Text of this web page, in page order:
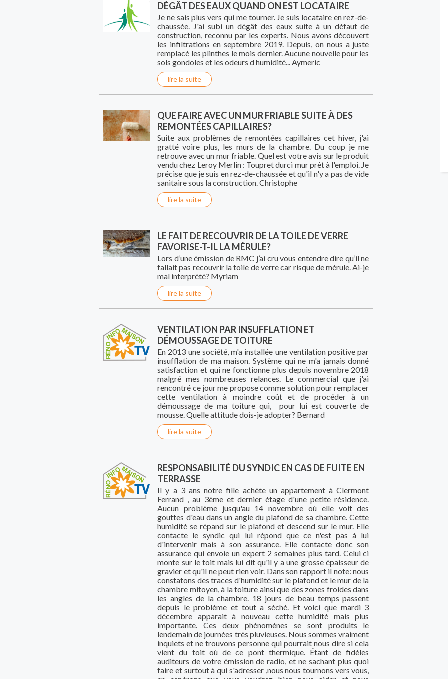
DÉGÂT DES EAUX QUAND ON EST LOCATAIRE
Je ne sais plus vers qui me tourner. Je suis locataire en rez-de-
chaussée. J'ai subi un dégât des eaux suite à un défaut de
construction, reconnu par les experts. Nous avons découvert
les infiltrations en septembre 2019. Depuis, on nous a juste
remplacé les plinthes le mois dernier. Aucune nouvelle pour les
sols gondoles et les odeurs d humidité... Aymeric
lire la suite
QUE FAIRE AVEC UN MUR FRIABLE SUITE À DES
REMONTÉES CAPILLAIRES?
Suite aux problèmes de remontées capillaires cet hiver, j'ai
gratté voire plus, les murs de la chambre. Du coup je me
retrouve avec un mur friable. Quel est votre avis sur le produit
vendu chez Leroy Merlin : Toupret durci mur prêt à l'emploi. Je
précise que je suis en rez-de-chaussée et qu'il n'y a pas de vide
sanitaire sous la construction. Christophe
lire la suite
LE FAIT DE RECOUVRIR DE LA TOILE DE VERRE
FAVORISE-T-IL LA MÉRULE?
Lors d’une émission de RMC j’ai cru vous entendre dire qu’il ne
fallait pas recouvrir la toile de verre car risque de mérule. Ai-je
mal interprété? Myriam
lire la suite
VENTILATION PAR INSUFFLATION ET
DÉMOUSSAGE DE TOITURE
En 2013 une société, m'a installée une ventilation positive par
insufflation de ma maison. Système qui ne m'a jamais donné
satisfaction et qui ne fonctionne plus depuis novembre 2018
malgré mes nombreuses relances. Le commercial que j'ai
rencontré ce jour me propose comme solution pour remplacer
cette ventilation à moindre coût et de procéder à un
démoussage de ma toiture qui, pour lui est couverte de
mousse. Quelle attitude dois-je adopter? Bernard
lire la suite
RESPONSABILITÉ DU SYNDIC EN CAS DE FUITE EN
TERRASSE
Il y a 3 ans notre fille achète un appartement à Clermont
Ferrand , au 3ème et dernier étage d'une petite résidence.
Aucun problème jusqu'au 14 novembre où elle voit des
gouttes d'eau dans un angle du plafond de sa chambre. Cette
humidité se répand sur le plafond et descend sur le mur. Elle
contacte le syndic qui lui répond que ce n'est pas à lui
d'intervenir mais à son assurance. Elle contacte donc son
assurance qui envoie un expert 2 semaines plus tard. Celui ci
monte sur le toit mais lui dit qu'il y a une grosse épaisseur de
gravier et qu'il ne peut rien voir. Dans son rapport il note: nous
constatons des traces d'humidité sur le plafond et le mur de la
chambre mitoyen, à la toiture ainsi que des zones froides dans
les angles de la chambre. 18 jours de beau temps passent
depuis le problème et tout a séché. Et voici que mardi 3
décembre apparait à nouveau cette humidité mais plus
importante. Ces deux phénomènes se sont produits le
lendemain de journées très pluvieuses. Nous sommes vraiment
inquiets et ne trouvons personne qui pourrait nous dire si cela
vient du toit où de ce pont thermique. Étant de fidèles
auditeurs de votre émission de radio, et ne sachant plus quoi
faire et surtout à qui s'adresser ,nous nous tournons vers vous,